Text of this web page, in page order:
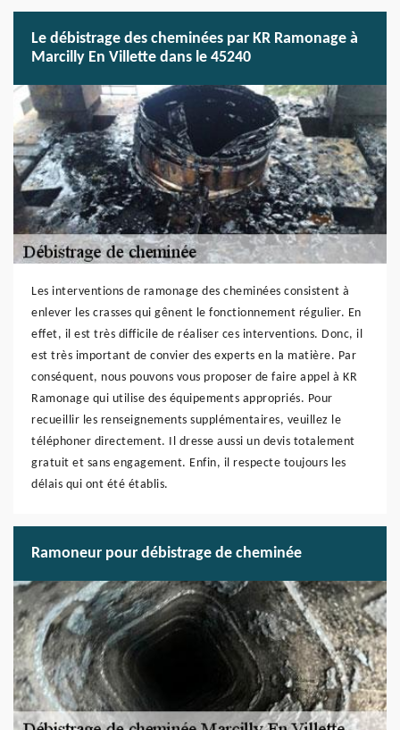
Le débistrage des cheminées par KR Ramonage à
Marcilly En Villette dans le 45240
Les interventions de ramonage des cheminées consistent à
enlever les crasses qui gênent le fonctionnement régulier. En
effet, il est très difficile de réaliser ces interventions. Donc, il
est très important de convier des experts en la matière. Par
conséquent, nous pouvons vous proposer de faire appel à KR
Ramonage qui utilise des équipements appropriés. Pour
recueillir les renseignements supplémentaires, veuillez le
téléphoner directement. Il dresse aussi un devis totalement
gratuit et sans engagement. Enfin, il respecte toujours les
délais qui ont été établis.
Ramoneur pour débistrage de cheminée